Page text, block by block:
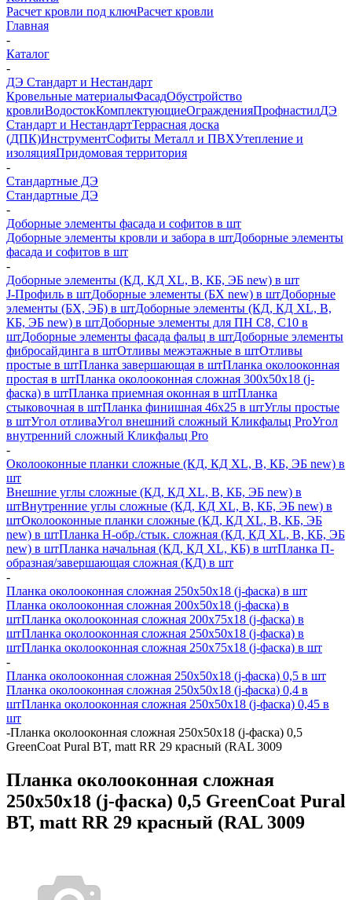
Расчет кровли под ключРасчет кровли
Главная
-
Каталог
-
ДЭ Стандарт и Нестандарт
Кровельные материалыФасадОбустройство
кровлиВодостокКомплектующиеОгражденияПрофнастилДЭ
Стандарт и НестандартТеррасная доска
(ДПК)ИнструментСофиты Металл и ПВХУтепление и
изоляцияПридомовая территория
-
Стандартные ДЭ
Стандартные ДЭ
-
Доборные элементы фасада и софитов в шт
Доборные элементы кровли и забора в штДоборные элементы
фасада и софитов в шт
-
Доборные элементы (КД, КД XL, В, КБ, ЭБ new) в шт
J-Профиль в штДоборные элементы (БХ new) в штДоборные
элементы (БХ, ЭБ) в штДоборные элементы (КД, КД XL, В,
КБ, ЭБ new) в штДоборные элементы для ПН С8, С10 в
штДоборные элементы фасада фальц в штДоборные элементы
фибросайдинга в штОтливы межэтажные в штОтливы
простые в штПланка завершающая в штПланка околооконная
простая в штПланка околооконная сложная 300х50х18 (j-
фаска) в штПланка приемная оконная в штПланка
стыковочная в штПланка финишная 46х25 в штУглы простые
в штУгол отливаУгол внешний сложный Кликфальц ProУгол
внутренний сложный Кликфальц Pro
-
Околооконные планки сложные (КД, КД XL, В, КБ, ЭБ new) в
шт
Внешние углы сложные (КД, КД XL, В, КБ, ЭБ new) в
штВнутренние углы сложные (КД, КД XL, В, КБ, ЭБ new) в
штОколооконные планки сложные (КД, КД XL, В, КБ, ЭБ
new) в штПланка H-обр./стык. сложная (КД, КД XL, В, КБ, ЭБ
new) в штПланка начальная (КД, КД XL, КБ) в штПланка П-
образная/завершающая сложная (КД) в шт
-
Планка околооконная сложная 250х50х18 (j-фаска) в шт
Планка околооконная сложная 200х50х18 (j-фаска) в
штПланка околооконная сложная 200х75х18 (j-фаска) в
штПланка околооконная сложная 250х50х18 (j-фаска) в
штПланка околооконная сложная 250х75х18 (j-фаска) в шт
-
Планка околооконная сложная 250х50х18 (j-фаска) 0,5 в шт
Планка околооконная сложная 250х50х18 (j-фаска) 0,4 в
штПланка околооконная сложная 250х50х18 (j-фаска) 0,45 в
шт
-Планка околооконная сложная 250х50х18 (j-фаска) 0,5
GreenCoat Pural BT, matt RR 29 красный (RAL 3009
Планка околооконная сложная
250х50х18 (j-фаска) 0,5 GreenCoat Pural
BT, matt RR 29 красный (RAL 3009